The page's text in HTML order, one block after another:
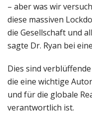
– aber was wir
diese massiven
die Gesellschaft und
sagte Dr. Ryan bei
Dies sind
die eine wichtige
und für die globale
verantwortlich ist.